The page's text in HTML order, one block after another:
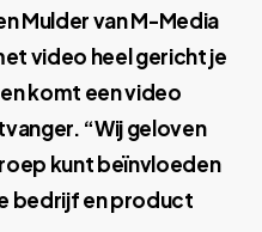
Mulder van M-Media
video heel gericht je
komt een video
“Wij geloven
kunt beïnvloeden
bedrijf en product